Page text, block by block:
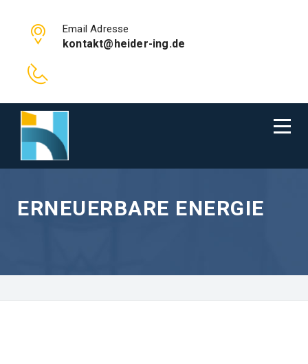
Email Adresse
kontakt@heider-ing.de
ERNEUERBARE ENERGIE